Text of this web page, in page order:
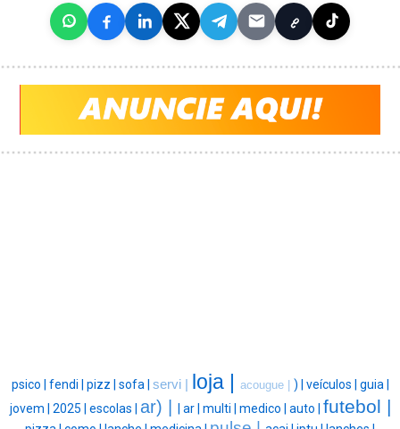
psico | fendi | pizz | sofa | servi | loja | acougue | ) | veículos | guia |
jovem | 2025 | escolas | ar) | ar | multi | medico | auto | futebol |